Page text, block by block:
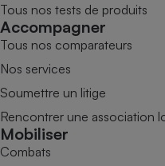
Tous nos tests de produits
Accompagner
Tous nos comparateurs
Nos services
Soumettre un litige
Rencontrer une association
Mobiliser
Combats